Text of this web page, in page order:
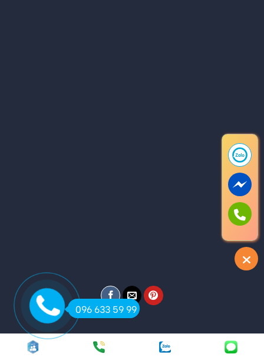
096 633 59 99